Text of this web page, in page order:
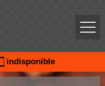
indisponible